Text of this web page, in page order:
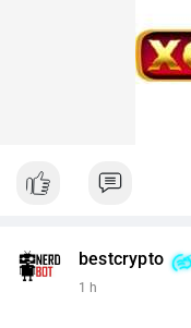
bestcrypto
1 h